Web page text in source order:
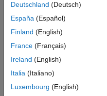
Get the state of deployed
tg.getApplicationState(
Deutschland (Deutsch)
España (Español)
Finland (English)
France (Français)
Ireland (English)
Italia (Italiano)
Luxembourg (English)